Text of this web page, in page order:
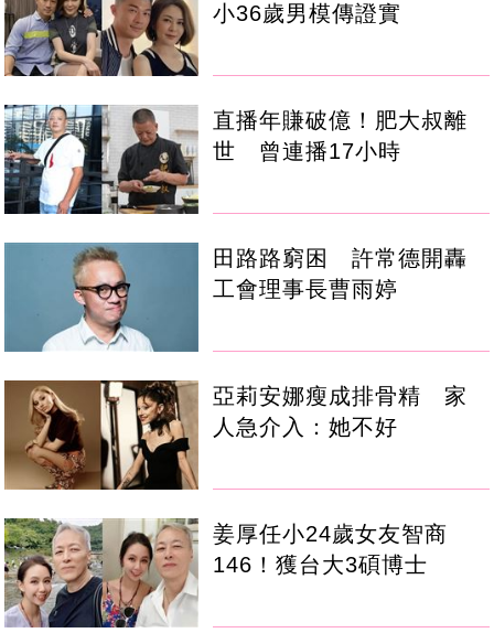
小36歲男模傳證實
直播年賺破億！肥大叔離
世 曾連播17小時
田路路窮困 許常德開轟
工會理事長曹雨婷
亞莉安娜瘦成排骨精 家
人急介入：她不好
姜厚任小24歲女友智商
146！獲台大3碩博士